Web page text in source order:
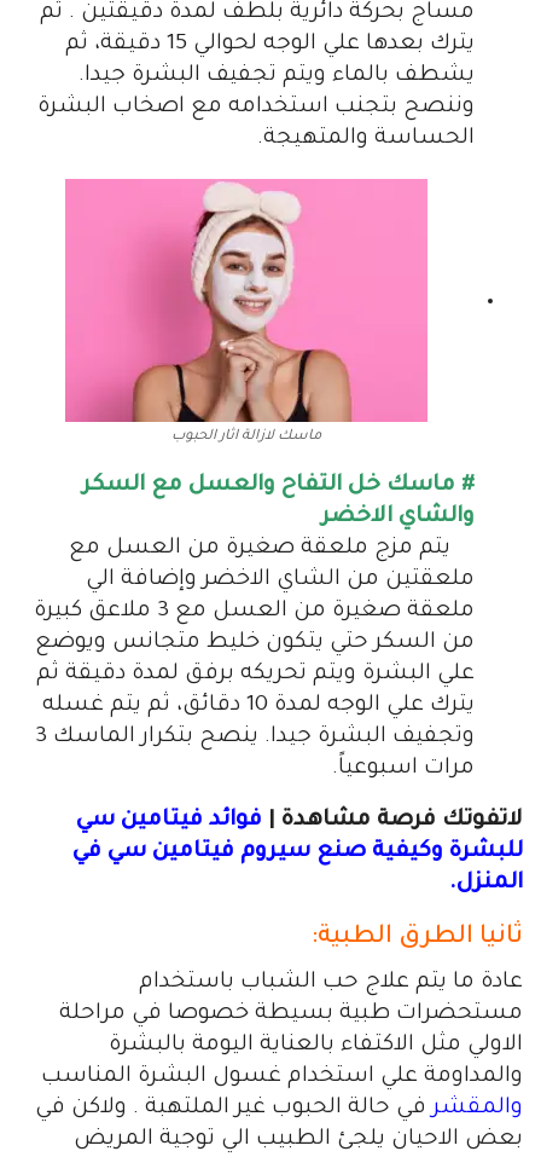
مساج بحركة دائرية بلطف لمدة دقيقتين . ثم
يترك بعدها علي الوجه لحوالي 15 دقيقة، ثم
يشطف بالماء ويتم تجفيف البشرة جيدا.
وننصح بتجنب استخدامه مع اصخاب البشرة
الحساسة والمتهيجة.
ماسك لازالة اثار الحبوب
# ماسك خل التفاح والعسل مع السكر
والشاي الاخضر
يتم مزج ملعقة صغيرة من العسل مع
ملعقتين من الشاي الاخضر وإضافة الي
ملعقة صغيرة من العسل مع 3 ملاعق كبيرة
من السكر حتي يتكون خليط متجانس ويوضع
علي البشرة ويتم تحريكه برفق لمدة دقيقة ثم
يترك علي الوجه لمدة 10 دقائق، ثم يتم غسله
وتجفيف البشرة جيدا. ينصح بتكرار الماسك 3
مرات اسبوعياً.
لاتفوتك فرصة مشاهدة |
فوائد فيتامين سي
للبشرة وكيفية صنع سيروم فيتامين سي في
المنزل.
ثانيا الطرق الطبية:
عادة ما يتم علاج حب الشباب باستخدام
مستحضرات طبية بسيطة خصوصا في مراحلة
الاولي مثل الاكتفاء بالعناية اليومة بالبشرة
والمداومة علي استخدام غسول البشرة المناسب
والمقشرفي حالة الحبوب غير الملتهبة . ولاكن في
بعض الاحيان يلجئ الطبيب الي توجية المريض